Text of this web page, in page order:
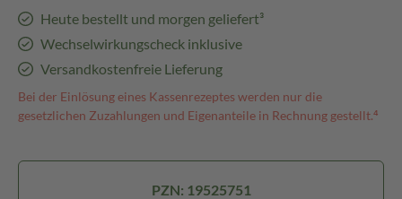
Heute bestellt und morgen geliefert³
Wechselwirkungscheck inklusive
Versandkostenfreie Lieferung
Bei der Einlösung eines Kassenrezeptes werden nur die
gesetzlichen Zuzahlungen und Eigenanteile in Rechnung gestellt.⁴
PZN: 19525751